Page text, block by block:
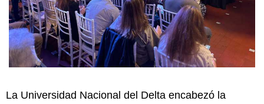
La Universidad Nacional del Delta encabezó la